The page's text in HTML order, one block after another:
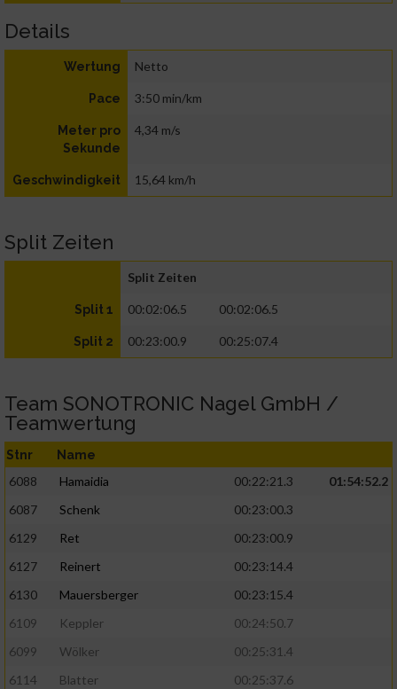
Details
Wertung Netto
Pace 3:50 min/km
Meter pro
Sekunde
4,34 m/s
Geschwindigkeit 15,64 km/h
Split Zeiten
Split Zeiten
Split 1 00:02:06.5 00:02:06.5
Split 2 00:23:00.9 00:25:07.4
Team SONOTRONIC Nagel GmbH /
Teamwertung
Stnr Name
6088 Hamaidia 00:22:21.3
01:54:52.2
6087
Schenk
00:23:00.3
6129
Ret
00:23:00.9
6127
Reinert
00:23:14.4
6130
Mauersberger
00:23:15.4
6109
Keppler
00:24:50.7
6099
Wölker
00:25:31.4
6114
Blatter
00:25:37.6